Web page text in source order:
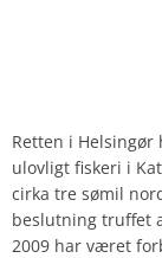
Retten i Helsingør
ulovligt fiskeri i
cirka tre sømil
beslutning truffet
2009 har været